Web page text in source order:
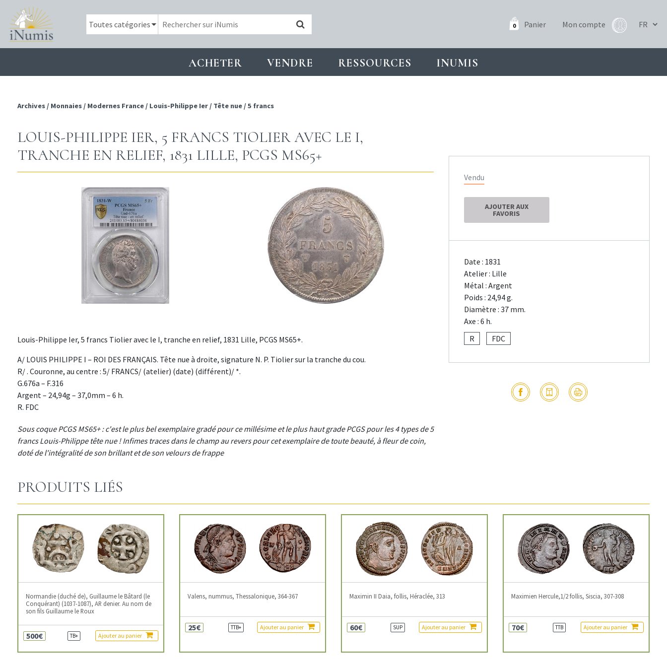
0 Panier Mon compte
ACHETER VENDRE RESSOURCES INUMIS
Archives / Monnaies / Modernes France / Louis-Philippe Ier / Tête nue /5 francs
LOUIS-PHILIPPE IER, 5 FRANCS TIOLIER AVEC LE I,
TRANCHE EN RELIEF, 1831 LILLE, PCGS MS65+
Louis-Philippe Ier, 5 francs Tiolier avec le I, tranche en relief, 1831 Lille, PCGS MS65+.
A/ LOUIS PHILIPPE I – ROI DES FRANÇAIS. Tête nue à droite, signature N. P. Tiolier sur la tranche du cou.
R/ . Couronne, au centre : 5/ FRANCS/ (atelier) (date) (différent)/ *.
G.676a – F.316
Argent – 24,94g – 37,0mm – 6 h.
R. FDC
Sous coque PCGS MS65+ : c'est le plus bel exemplaire gradé pour ce millésime et le plus haut grade PCGS pour les 4 types de 5
francs Louis-Philippe tête nue ! Infimes traces dans le champ au revers pour cet exemplaire de toute beauté, à fleur de coin,
doté de l'intégralité de son brillant et de son velours de frappe
Vendu
AJOUTER AUX
FAVORIS
Date : 1831
Atelier : Lille
Métal : Argent
Poids : 24,94 g.
Diamètre : 37 mm.
Axe : 6 h.
R
FDC
PRODUITS LIÉS
Normandie (duché de), Guillaume le Bâtard (le
Conquérant) (1037-1087), AR denier. Au nom de
son fils Guillaume le Roux
500€ TB+ Ajouter au panier
Valens, nummus, Thessalonique, 364-367
25€ TTB+ Ajouter au panier
Maximin II Daia, follis, Héraclée, 313
60€ SUP Ajouter au panier
Maximien Hercule,1/2 follis, Siscia, 307-308
70€ TTB Ajouter au panier